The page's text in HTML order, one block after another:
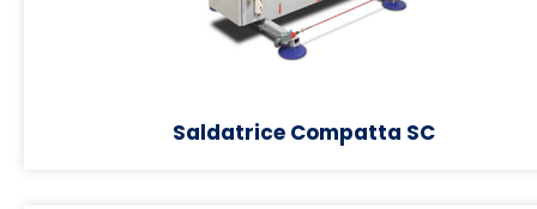
Saldatrice Compatta SC